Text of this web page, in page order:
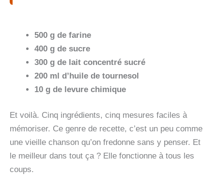
500 g de farine
400 g de sucre
300 g de lait concentré sucré
200 ml d’huile de tournesol
10 g de levure chimique
Et voilà. Cinq ingrédients, cinq mesures faciles à
mémoriser. Ce genre de recette, c’est un peu comme
une vieille chanson qu’on fredonne sans y penser. Et
le meilleur dans tout ça ? Elle fonctionne à tous les
coups.